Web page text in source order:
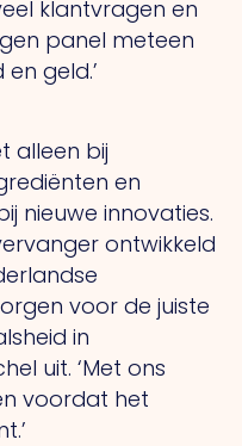
klantvragen en
panel meteen
geld.’
alleen bij
en
nieuwe innovaties.
ontwikkeld
voor de juiste
in
uit. ‘Met ons
voordat het